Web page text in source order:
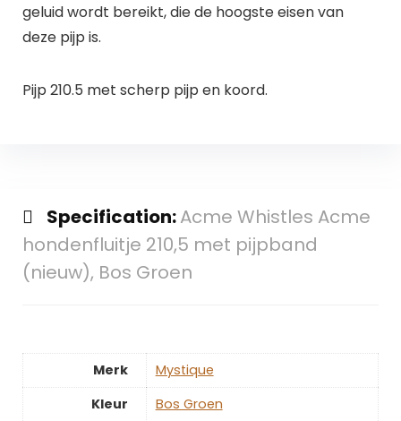
geluid wordt bereikt, die de hoogste eisen van
deze pijp is.
Pijp 210.5 met scherp pijp en koord.
Specification:Acme Whistles Acme
hondenfluitje 210,5 met pijpband
(nieuw), Bos Groen
Merk
‎Mystique
Kleur
‎Bos Groen